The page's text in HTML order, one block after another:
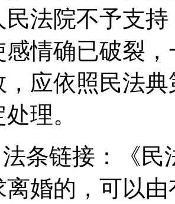
民法院不予支
感情确已破裂
，应依照民法
理。
法条链接：《
离婚的，可以